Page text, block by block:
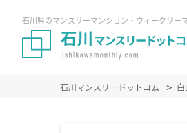
石川県のマンスリーマンション・ウィークリー
石川マンスリードットコム